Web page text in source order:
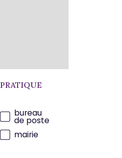
PRATIQUE
bureau
de poste
mairie